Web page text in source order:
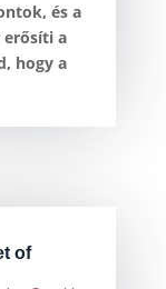
és a
a
hogy a
of